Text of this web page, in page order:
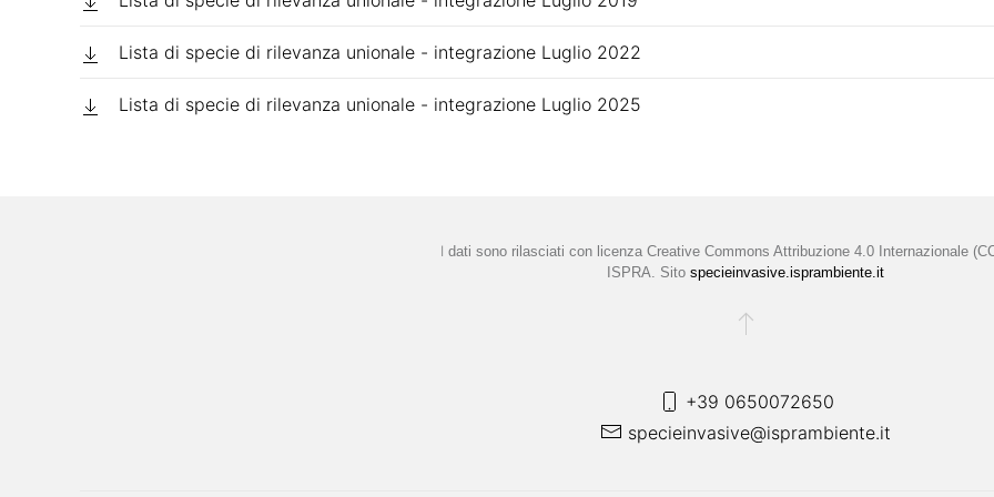
Lista di specie di rilevanza unionale - integrazione Luglio 2022
Lista di specie di rilevanza unionale - integrazione Luglio 2025
I dati sono rilasciati con licenza Creative Commons Attribuzione 4.0 Internazionale
ISPRA. Sito specieinvasive.isprambiente.it
+39 0650072650
specieinvasive@isprambiente.it